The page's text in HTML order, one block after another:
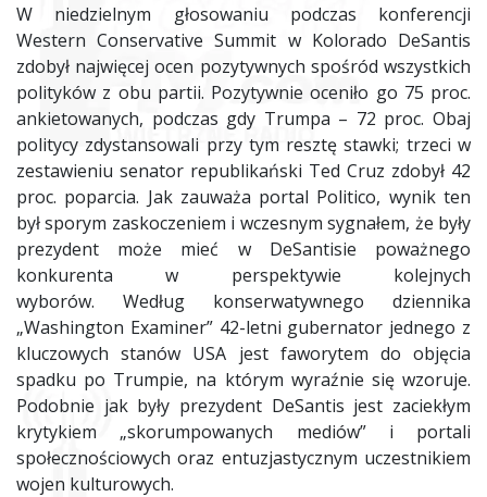
W niedzielnym głosowaniu podczas konferencji
Western Conservative Summit w Kolorado DeSantis
zdobył najwięcej ocen pozytywnych spośród wszystkich
polityków z obu partii. Pozytywnie oceniło go 75 proc.
ankietowanych, podczas gdy Trumpa – 72 proc. Obaj
politycy zdystansowali przy tym resztę stawki; trzeci w
zestawieniu senator republikański Ted Cruz zdobył 42
proc. poparcia. Jak zauważa portal Politico, wynik ten
był sporym zaskoczeniem i wczesnym sygnałem, że były
prezydent może mieć w DeSantisie poważnego
konkurenta w perspektywie kolejnych
wyborów. Według konserwatywnego dziennika
„Washington Examiner” 42-letni gubernator jednego z
kluczowych stanów USA jest faworytem do objęcia
spadku po Trumpie, na którym wyraźnie się wzoruje.
Podobnie jak były prezydent DeSantis jest zaciekłym
krytykiem „skorumpowanych mediów” i portali
społecznościowych oraz entuzjastycznym uczestnikiem
wojen kulturowych.